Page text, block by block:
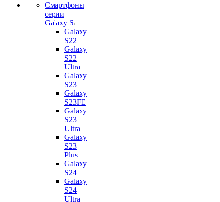
Смартфоны
серии
Galaxy S
Galaxy
S22
Galaxy
S22
Ultra
Galaxy
S23
Galaxy
S23FE
Galaxy
S23
Ultra
Galaxy
S23
Plus
Galaxy
S24
Galaxy
S24
Ultra